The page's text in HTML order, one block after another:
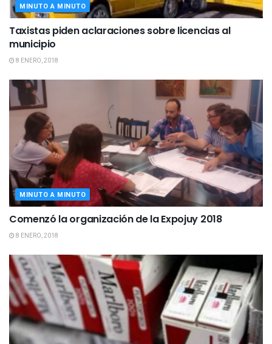
MINUTO A MINUTO
Taxistas piden aclaraciones sobre licencias al
municipio
8 ENERO, 2018
MINUTO A MINUTO
Comenzó la organización de la Expojuy 2018
8 ENERO, 2018